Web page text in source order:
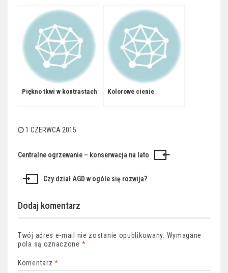
Piękno tkwi w kontrastach Kolorowe cienie
1 CZERWCA 2015
Nawigacja
wpisu
Centralne ogrzewanie – konserwacja na lato
Czy dział AGD w ogóle się rozwija?
Dodaj komentarz
Twój adres e-mail nie zostanie opublikowany. Wymagane
pola są oznaczone *
Komentarz *